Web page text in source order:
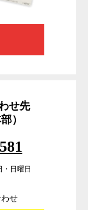
せ先
）
・日曜日
せ